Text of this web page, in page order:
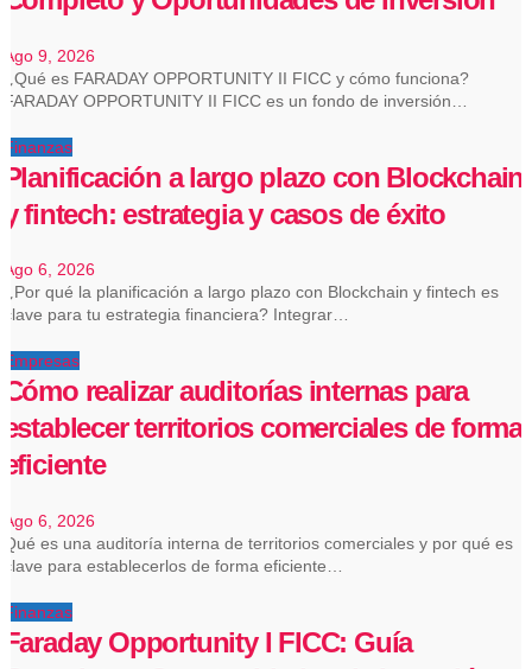
Ago 9, 2026
¿Qué es FARADAY OPPORTUNITY II FICC y cómo funciona?
FARADAY OPPORTUNITY II FICC es un fondo de inversión…
Finanzas
Planificación a largo plazo con Blockchain
y fintech: estrategia y casos de éxito
Ago 6, 2026
¿Por qué la planificación a largo plazo con Blockchain y fintech es
clave para tu estrategia financiera? Integrar…
Empresas
Cómo realizar auditorías internas para
establecer territorios comerciales de forma
eficiente
Ago 6, 2026
Qué es una auditoría interna de territorios comerciales y por qué es
clave para establecerlos de forma eficiente…
Finanzas
Faraday Opportunity I FICC: Guía